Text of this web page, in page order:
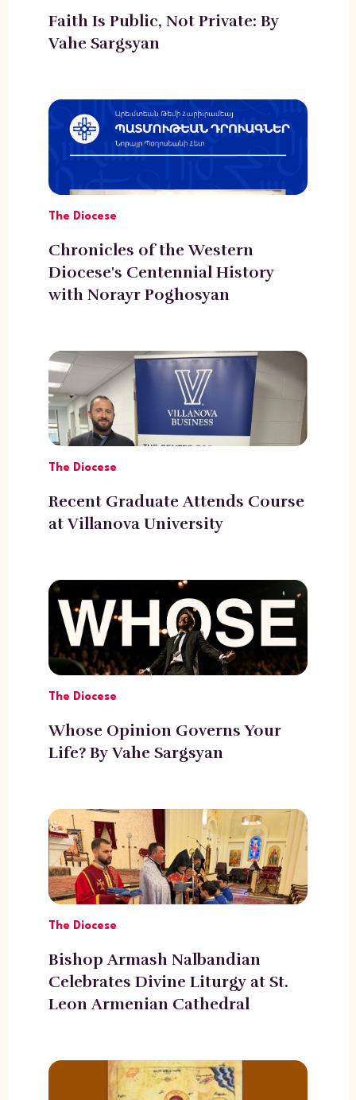
Faith Is Public, Not Private: By
Vahe Sargsyan
The Diocese
Chronicles of the Western
Diocese's Centennial History
with Norayr Poghosyan
The Diocese
Recent Graduate Attends Course
at Villanova University
The Diocese
Whose Opinion Governs Your
Life? By Vahe Sargsyan
The Diocese
Bishop Armash Nalbandian
Celebrates Divine Liturgy at St.
Leon Armenian Cathedral